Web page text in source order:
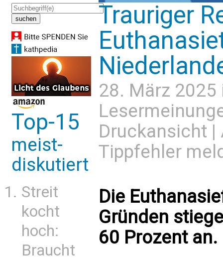
Top-15
meist-
diskutiert
Streit
kocht
hoch:
Braucht
Trauriger
28. März
Druckansicht |
Tippfehler
Die
Gründen
60 Prozent an.